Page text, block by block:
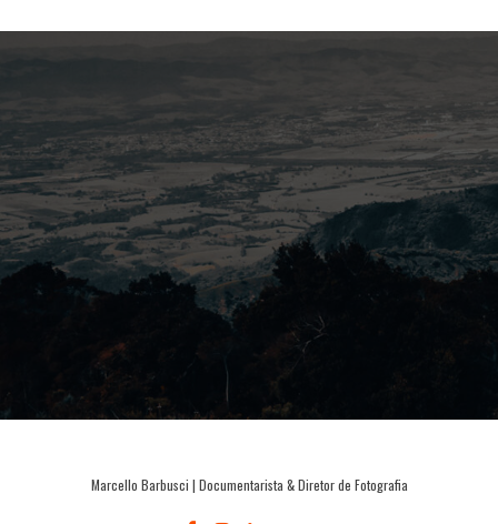
Marcello Barbusci | Documentarista & Diretor de Fotografia